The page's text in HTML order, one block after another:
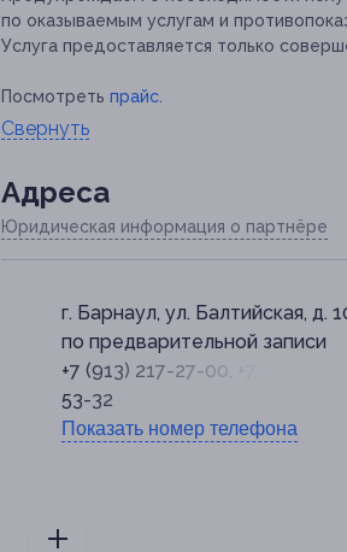
по оказываемым услугам и
Услуга предоставляется только
Посмотреть прайс
Свернуть
Адресa
Юридическая информация о партнёре
г. Барнаул, ул. Балтийская, д.
по предварительной записи
+7 (913) 217-27-00, +7 (962) 793-
53-32
Показать номер телефона